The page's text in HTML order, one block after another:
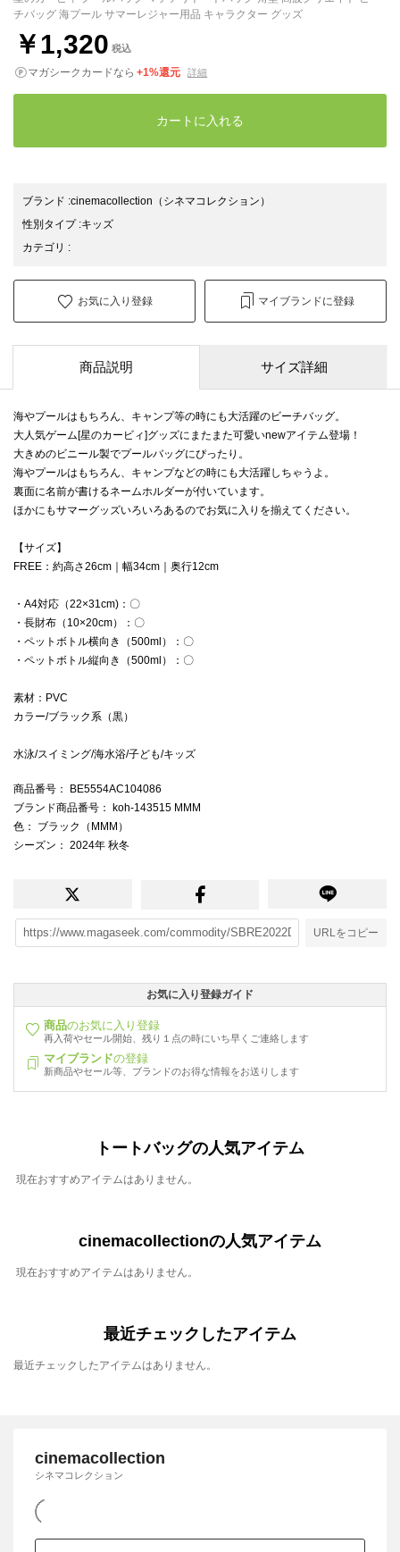
チバッグ 海プール サマーレジャー用品 キャラクター グッズ
￥1,320 税込
マガシークカードなら +1%還元 詳細
カートに入れる
ブランド :cinemacollection （シネマコレクション）
性別タイプ:キッズ
カテゴリ :
お気に入り登録 マイブランドに登録
商品説明 サイズ詳細
海やプールはもちろん、キャンプ等の時にも大活躍のビーチバッグ。
大人気ゲーム[星のカービィ]グッズにまたまた可愛いnewアイテム登場！
大きめのビニール製でプールバッグにぴったり。
海やプールはもちろん、キャンプなどの時にも大活躍しちゃうよ。
裏面に名前が書けるネームホルダーが付いています。
ほかにもサマーグッズいろいろあるのでお気に入りを揃えてください。
【サイズ】
FREE：約高さ26cm｜幅34cm｜奥行12cm
・A4対応（22×31cm)：〇
・長財布（10×20cm）：〇
・ペットボトル横向き（500ml）：〇
・ペットボトル縦向き（500ml）：〇
素材：PVC
カラー/ブラック系（黒）
水泳/スイミング/海水浴/子ども/キッズ
商品番号 ： BE5554AC104086
ブランド商品番号 ： koh-143515 MMM
色 ： ブラック（MMM）
シーズン ： 2024年 秋冬
URLをコピー
お気に入り登録ガイド
商品のお気に入り登録
再入荷やセール開始、残り１点の時にいち早くご連絡します
マイブランドの登録
新商品やセール等、ブランドのお得な情報をお送りします
トートバッグの人気アイテム
現在おすすめアイテムはありません。
cinemacollectionの人気アイテム
現在おすすめアイテムはありません。
最近チェックしたアイテム
最近チェックしたアイテムはありません。
cinemacollection
シネマコレクション